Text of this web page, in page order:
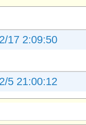
17 2:09:50
5 21:00:12